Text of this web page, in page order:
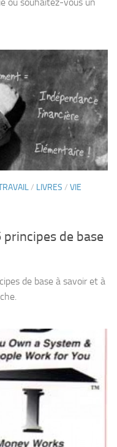
ou souhaitez-vous un
/ LIVRES / VIE
de base
de base à savoir et à